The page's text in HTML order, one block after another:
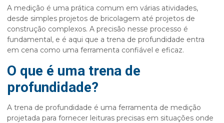
A medição é uma prática comum em várias atividades,
desde simples projetos de bricolagem até projetos de
construção complexos. A precisão nesse processo é
fundamental, e é aqui que a trena de profundidade entra
em cena como uma ferramenta confiável e eficaz.
O que é uma trena de
profundidade?
A trena de profundidade é uma ferramenta de medição
projetada para fornecer leituras precisas em situações onde